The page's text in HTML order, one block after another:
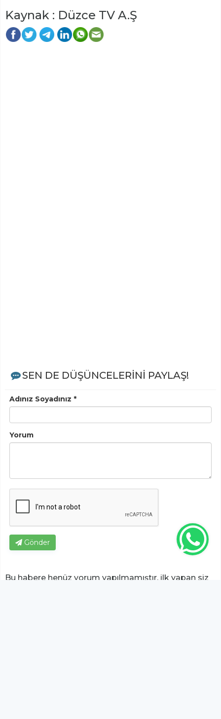
Kaynak : Düzce TV A.Ş
SEN DE DÜŞÜNCELERİNİ PAYLAŞ!
Adınız Soyadınız *
Yorum
Gönder
Bu habere henüz yorum yapılmamıştır, ilk yapan siz